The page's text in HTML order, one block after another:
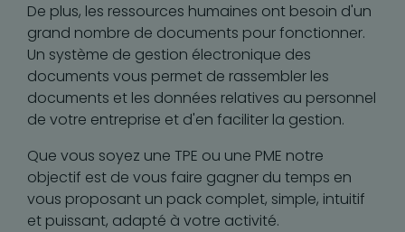
De plus, les ressources humaines ont besoin d'un
grand nombre de documents pour fonctionner.
Un système de gestion électronique des
documents vous permet de rassembler les
documents et les données relatives au personnel
de votre entreprise et d'en faciliter la gestion.
Que vous soyez une TPE ou une PME notre
objectif est de vous faire gagner du temps en
vous proposant un pack complet, simple, intuitif
et puissant, adapté à votre activité.